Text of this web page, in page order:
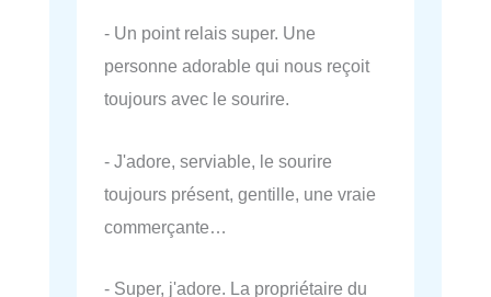
- Un point relais super. Une
personne adorable qui nous reçoit
toujours avec le sourire.
- J'adore, serviable, le sourire
toujours présent, gentille, une vraie
commerçante…
- Super, j'adore. La propriétaire du